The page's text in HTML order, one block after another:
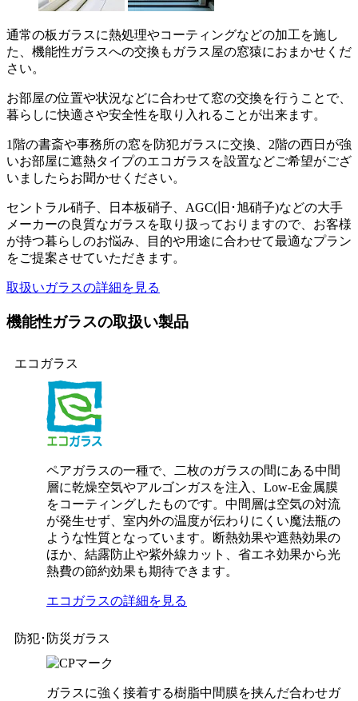
通常の板ガラスに熱処理やコーティングなどの加工を施し
た、機能性ガラスへの交換もガラス屋の窓猿におまかせくだ
さい。
お部屋の位置や状況などに合わせて窓の交換を行うことで、
暮らしに快適さや安全性を取り入れることが出来ます。
1階の書斎や事務所の窓を防犯ガラスに交換、2階の西日が強
いお部屋に遮熱タイプのエコガラスを設置などご希望がござ
いましたらお聞かせください。
セントラル硝子、日本板硝子、AGC(旧･旭硝子)などの大手
メーカーの良質なガラスを取り扱っておりますので、お客様
が持つ暮らしのお悩み、目的や用途に合わせて最適なプラン
をご提案させていただきます。
取扱いガラスの詳細を見る
機能性ガラスの取扱い製品
エコガラス
ペアガラスの一種で、二枚のガラスの間にある中間
層に乾燥空気やアルゴンガスを注入、Low-E金属膜
をコーティングしたものです。中間層は空気の対流
が発生せず、室内外の温度が伝わりにくい魔法瓶の
ような性質となっています。断熱効果や遮熱効果の
ほか、結露防止や紫外線カット、省エネ効果から光
熱費の節約効果も期待できます。
エコガラスの詳細を見る
防犯･防災ガラス
ガラスに強く接着する樹脂中間膜を挟んだ合わせガ